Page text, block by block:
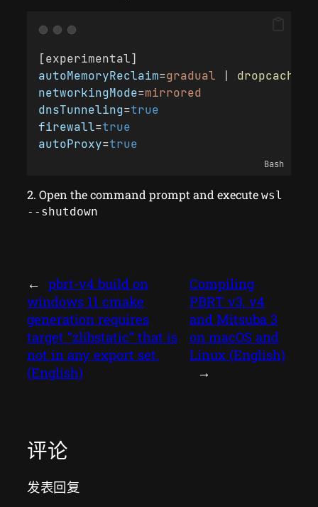
[experimental]
autoMemoryReclaim=gradual dropcache
networkingMode=mirrored
dnsTunneling=true
firewall=true
autoProxy=true
Bash
2. Open the command prompt and execute wsl
--shutdown
← pbrt-v4 build on
windows 11 cmake
generation requires
target “zlibstatic” that is
not in any export set.
(English)
Compiling
PBRT v3, v4
and Mitsuba 3
on macOS and
Linux (English)
→
评论
发表回复